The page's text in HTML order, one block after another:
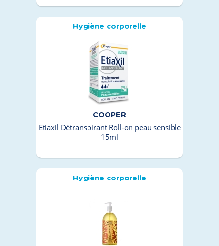
Hygiène corporelle
COOPER
Etiaxil Détranspirant Roll-on peau sensible
15ml
Hygiène corporelle